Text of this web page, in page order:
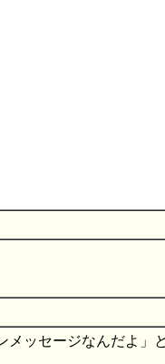
メッセージなんだよ」